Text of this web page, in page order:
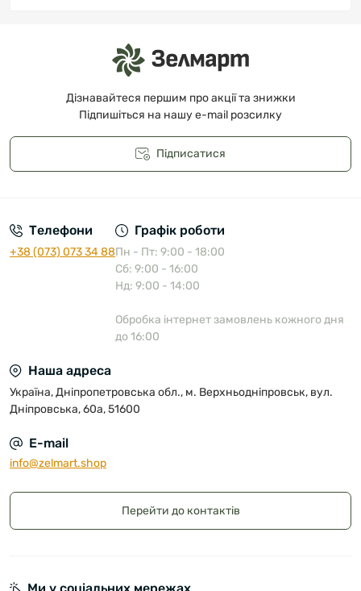
Дізнавайтеся першим про акції та знижки
Підпишіться на нашу e-mail розсилку
Підписатися
Телефони
+38 (073) 073 34 88
Графік роботи
Пн - Пт: 9:00 - 18:00
Сб: 9:00 - 16:00
Нд: 9:00 - 14:00
Обробка інтернет замовлень кожного дня
до 16:00
Наша адреса
Україна, Дніпропетровська обл., м. Верхньодніпровськ, вул.
Дніпровська, 60а, 51600
E-mail
info@zelmart.shop
Перейти до контактів